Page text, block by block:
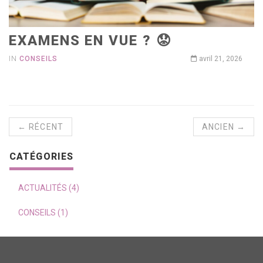
EXAMENS EN VUE ? 😟
IN CONSEILS avril 21, 2026
← RÉCENT ANCIEN →
CATÉGORIES
ACTUALITÉS (4)
CONSEILS (1)